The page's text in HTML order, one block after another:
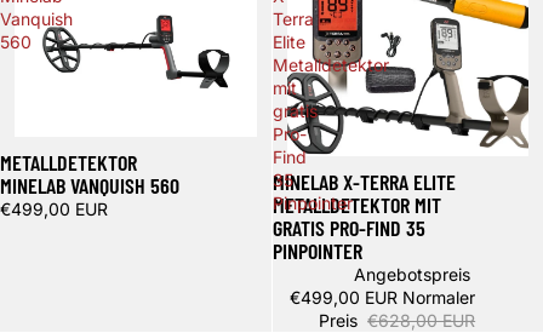
Vanquish
560
METALLDETEKTOR
MINELAB VANQUISH 560
€499,00 EUR
Terra
Elite
Metalldetektor
mit
gratis
Pro-
Find
35
Pinpointer
Ausverkauft
MINELAB X-TERRA ELITE
METALLDETEKTOR MIT
GRATIS PRO-FIND 35
PINPOINTER
Angebotspreis
€499,00 EUR Normaler
Preis €628,00 EUR